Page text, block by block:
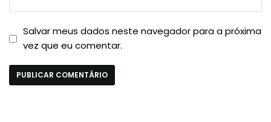
Salvar meus dados neste navegador para a próxima
vez que eu comentar.